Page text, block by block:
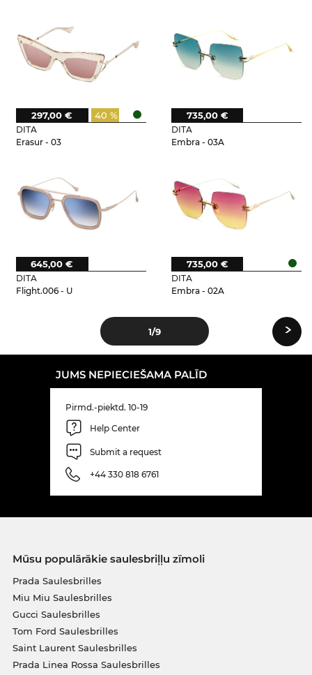
DITA
Erasur - 03
40 %
297,00 €
DITA
Embra - 03A
735,00 €
DITA
Flight.006 - U
645,00 €
DITA
Embra - 02A
735,00 €
1/9 ›
JUMS NEPIECIEŠAMA PALĪD
Pirmd.-piektd. 10-19
Help Center
Submit a request
+44 330 818 6761
Mūsu populārākie saulesbriļļu zīmoli
Prada Saulesbrilles
Miu Miu Saulesbrilles
Gucci Saulesbrilles
Tom Ford Saulesbrilles
Saint Laurent Saulesbrilles
Prada Linea Rossa Saulesbrilles